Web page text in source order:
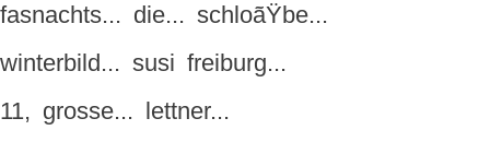
fasnachts... die... schloãŸbe...
winterbild... susi freiburg...
11, grosse... lettner...